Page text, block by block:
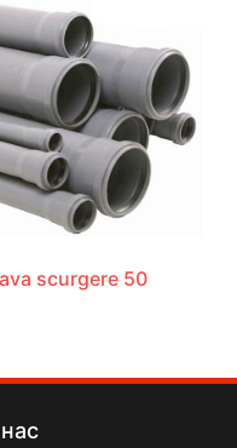
scurgere 50